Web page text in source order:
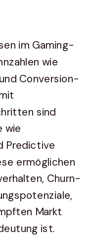
im Gaming-
wie
Conversion-
sind
wie
Predictive
ermöglichen
Churn-
Markt
ist.